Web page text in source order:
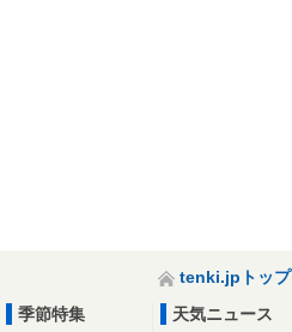
tenki.jpトップ
季節特集
天気ニュース